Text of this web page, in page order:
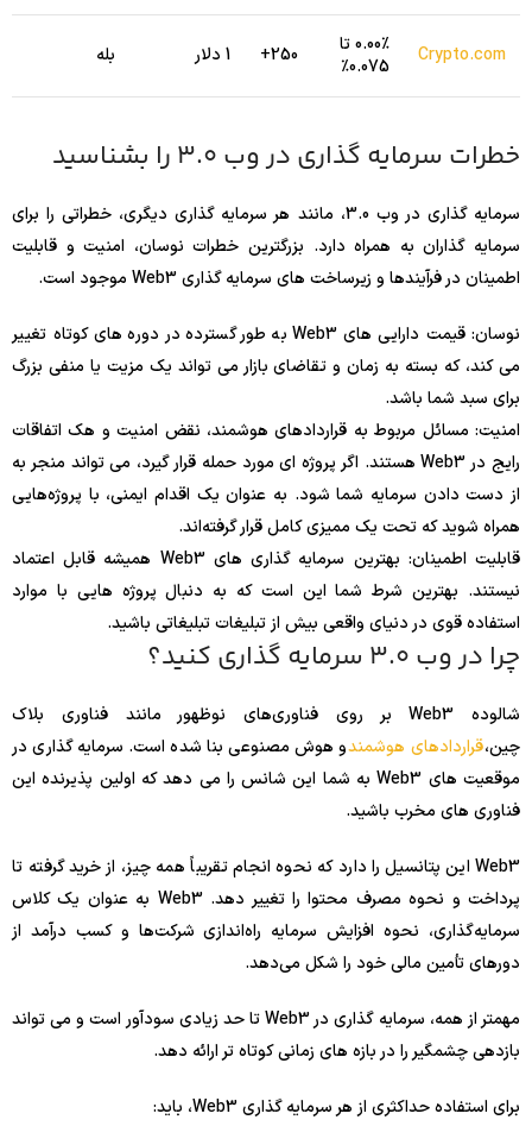
Crypto.com
0.00٪ تا
0.075٪
250+ 1 دلار بله
خطرات سرمایه گذاری در وب 3.0 را بشناسید
سرمایه گذاری در وب 3.0، مانند هر سرمایه گذاری دیگری، خطراتی را برای
سرمایه گذاران به همراه دارد. بزرگترین خطرات نوسان، امنیت و قابلیت
اطمینان در فرآیندها و زیرساخت های سرمایه گذاری Web3 موجود است.
نوسان: قیمت دارایی های Web3 به طور گسترده در دوره های کوتاه تغییر
می کند، که بسته به زمان و تقاضای بازار می تواند یک مزیت یا منفی بزرگ
برای سبد شما باشد.
امنیت: مسائل مربوط به قراردادهای هوشمند، نقض امنیت و هک اتفاقات
رایج در Web3 هستند. اگر پروژه ای مورد حمله قرار گیرد، می تواند منجر به
از دست دادن سرمایه شما شود. به عنوان یک اقدام ایمنی، با پروژه‌هایی
همراه شوید که تحت یک ممیزی کامل قرار گرفته‌اند.
قابلیت اطمینان: بهترین سرمایه گذاری های Web3 همیشه قابل اعتماد
نیستند. بهترین شرط شما این است که به دنبال پروژه هایی با موارد
استفاده قوی در دنیای واقعی بیش از تبلیغات تبلیغاتی باشید.
چرا در وب 3.0 سرمایه گذاری کنید؟
شالوده Web3 بر روی فناوری‌های نوظهور مانند فناوری بلاک
چین،قراردادهای هوشمندو هوش مصنوعی بنا شده است. سرمایه گذاری در
موقعیت های Web3 به شما این شانس را می دهد که اولین پذیرنده این
فناوری های مخرب باشید.
Web3 این پتانسیل را دارد که نحوه انجام تقریباً همه چیز، از خرید گرفته تا
پرداخت و نحوه مصرف محتوا را تغییر دهد. Web3 به عنوان یک کلاس
سرمایه‌گذاری، نحوه افزایش سرمایه راه‌اندازی شرکت‌ها و کسب درآمد از
دورهای تأمین مالی خود را شکل می‌دهد.
مهمتر از همه، سرمایه گذاری در Web3 تا حد زیادی سودآور است و می تواند
بازدهی چشمگیر را در بازه های زمانی کوتاه تر ارائه دهد.
برای استفاده حداکثری از هر سرمایه گذاری Web3، باید: